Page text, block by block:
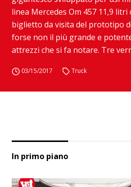
linea Mercedes Om 457 11,9 litri
biglietto da visita del prototipo
forse non il più grande e
attrezzi che si fa notare. Tre
03/15/2017 Truck
In primo piano